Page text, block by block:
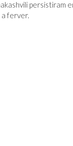
persistiram
a ferver.